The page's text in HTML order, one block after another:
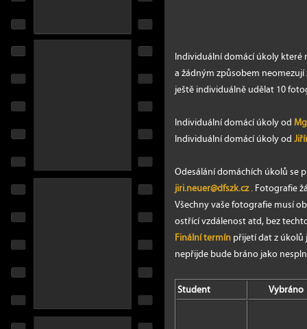
Individuální domácí úkoly které
a žádným způsobem
ještě individuálně udělat 10
Individuální domácí úkoly od
Individuální domácí úkoly od
Odesálání domáchích úkolů se
jiri.neuer@dfszk.cz. Fotografie
Všechny vaše fotografie musí
ostřící vzdálenost atd, bez
Finální termínpřijetí dat z
nepřijde bude bráno jako
Student Vybráno